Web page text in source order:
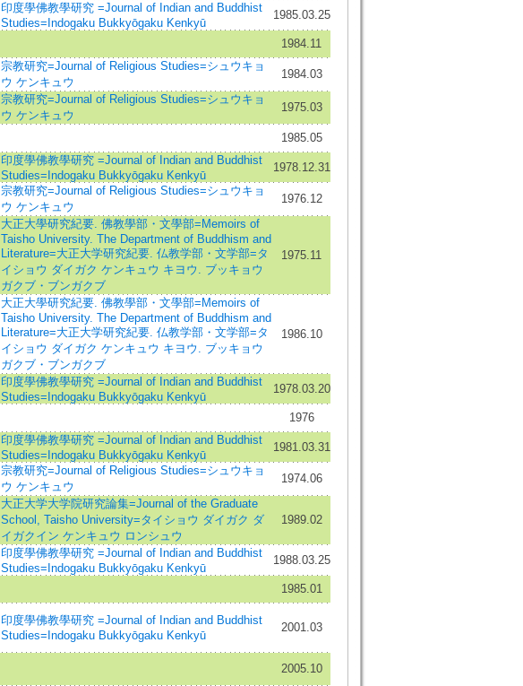
印度學佛教學研究 =Journal of Indian and Buddhist
Studies=Indogaku Bukkyōgaku Kenkyū
1985.03.25
1984.11
宗教研究=Journal of Religious Studies=シュウキョ
ウ ケンキュウ
1984.03
宗教研究=Journal of Religious Studies=シュウキョ
ウ ケンキュウ
1975.03
1985.05
印度學佛教學研究 =Journal of Indian and Buddhist
Studies=Indogaku Bukkyōgaku Kenkyū
1978.12.31
宗教研究=Journal of Religious Studies=シュウキョ
ウ ケンキュウ
1976.12
大正大學研究紀要. 佛教學部・文學部=Memoirs of
Taisho University. The Department of Buddhism and
Literature=大正大学研究紀要. 仏教学部・文学部=タ
イショウ ダイガク ケンキュウ キヨウ. ブッキョウ
ガクブ・ブンガクブ
1975.11
大正大學研究紀要. 佛教學部・文學部=Memoirs of
Taisho University. The Department of Buddhism and
Literature=大正大学研究紀要. 仏教学部・文学部=タ
イショウ ダイガク ケンキュウ キヨウ. ブッキョウ
ガクブ・ブンガクブ
1986.10
印度學佛教學研究 =Journal of Indian and Buddhist
Studies=Indogaku Bukkyōgaku Kenkyū
1978.03.20
1976
印度學佛教學研究 =Journal of Indian and Buddhist
Studies=Indogaku Bukkyōgaku Kenkyū
1981.03.31
宗教研究=Journal of Religious Studies=シュウキョ
ウ ケンキュウ
1974.06
大正大学大学院研究論集=Journal of the Graduate
School, Taisho University=タイショウ ダイガク ダ
イガクイン ケンキュウ ロンシュウ
1989.02
印度學佛教學研究 =Journal of Indian and Buddhist
Studies=Indogaku Bukkyōgaku Kenkyū
1988.03.25
1985.01
印度學佛教學研究 =Journal of Indian and Buddhist
Studies=Indogaku Bukkyōgaku Kenkyū
2001.03
2005.10